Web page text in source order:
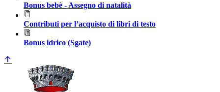
Bonus bebè - Assegno di natalità
Contributi per l’acquisto di libri di testo
Bonus idrico (Sgate)